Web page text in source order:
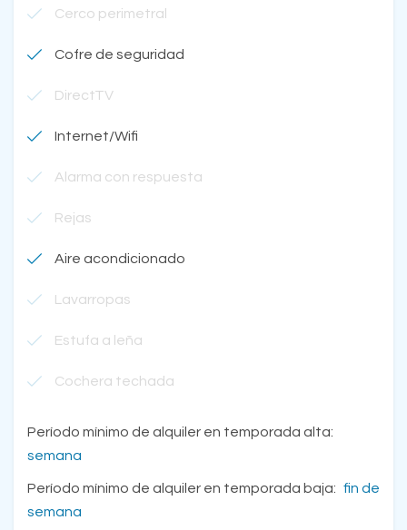
Cerco perimetral
Cofre de seguridad
DirectTV
Internet/Wifi
Alarma con respuesta
Rejas
Aire acondicionado
Lavarropas
Estufa a leña
Cochera techada
Período mínimo de alquiler en temporada alta:
semana
Período mínimo de alquiler en temporada baja: fin de
semana